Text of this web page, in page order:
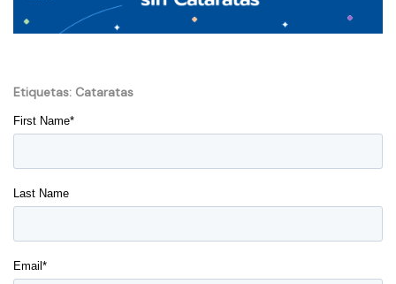
Etiquetas: Cataratas
First Name*
Last Name
Email *